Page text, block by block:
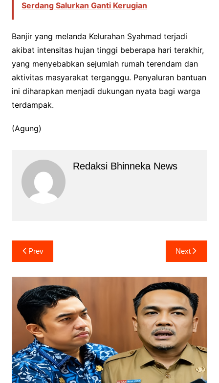
Serdang Salurkan Ganti Kerugian
Banjir yang melanda Kelurahan Syahmad terjadi
akibat intensitas hujan tinggi beberapa hari terakhir,
yang menyebabkan sejumlah rumah terendam dan
aktivitas masyarakat terganggu. Penyaluran bantuan
ini diharapkan menjadi dukungan nyata bagi warga
terdampak.
(Agung)
Redaksi Bhinneka News
Navigasi
pos
Prev Next